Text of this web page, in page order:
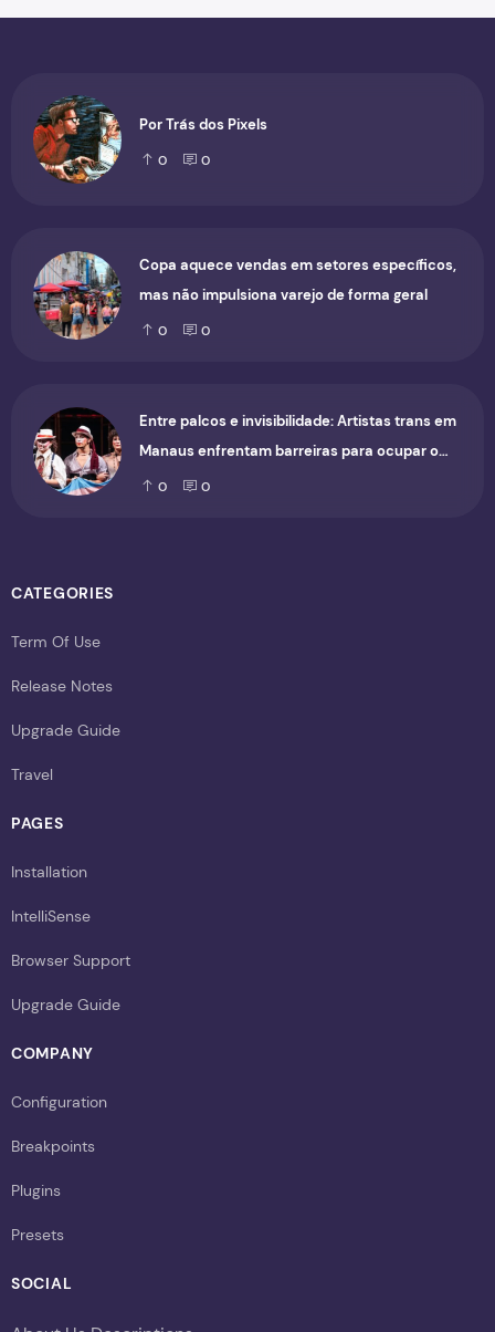
Por Trás dos Pixels
0 0
Copa aquece vendas em setores específicos,
mas não impulsiona varejo de forma geral
0 0
Entre palcos e invisibilidade: Artistas trans em
Manaus enfrentam barreiras para ocupar o
cenário cultural
0 0
CATEGORIES
Term Of Use
Release Notes
Upgrade Guide
Travel
PAGES
Installation
IntelliSense
Browser Support
Upgrade Guide
COMPANY
Configuration
Breakpoints
Plugins
Presets
SOCIAL